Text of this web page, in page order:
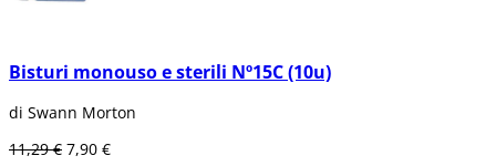
Bisturi monouso e sterili Nº15C (10u)
di Swann Morton
11,29 € 7,90 €